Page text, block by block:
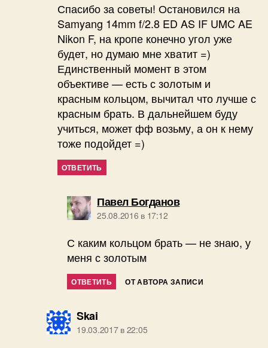
Спасибо за советы! Остановился на
Samyang 14mm f/2.8 ED AS IF UMC AE
Nikon F, на кропе конечно угол уже
будет, но думаю мне хватит =)
Единственный момент в этом
объективе — есть с золотым и
красным кольцом, вычитал что лучше с
красным брать. В дальнейшем буду
учиться, может фф возьму, а он к нему
тоже подойдет =)
ОТВЕТИТЬ
Павел Богдановпишет:
25.08.2016 в 17:12
С каким кольцом брать — не знаю, у
меня с золотым
ОТВЕТИТЬ ОТ АВТОРА ЗАПИСИ
Skaiпишет:
19.03.2017 в 22:05